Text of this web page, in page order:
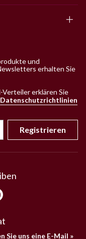
und
erhalten Sie
Verteiler erklären Sie
Datenschutzrichtlinien
Registrieren
Sie uns eine E-Mail »